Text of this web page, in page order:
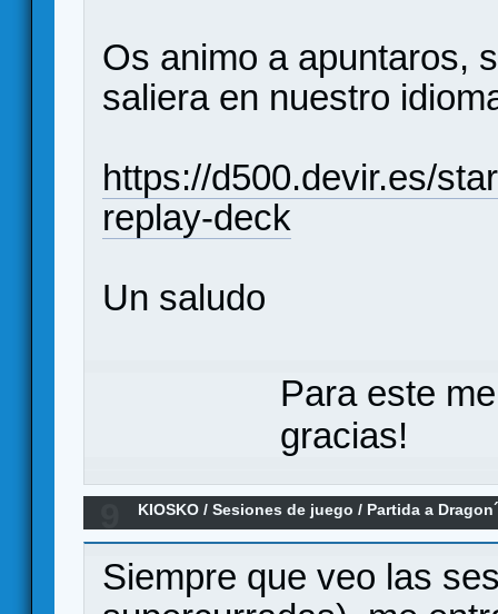
Os animo a apuntaros,
saliera en nuestro
https://d500.devir.es/
replay-deck
Un saludo
Para este
gracias!
KIOSKO /Sesiones de juego / Partida a
Siempre que veo las